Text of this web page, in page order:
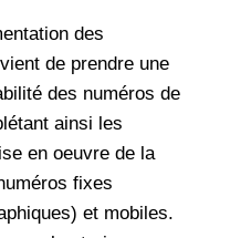
des
de prendre une
des numéros de
ainsi les
en oeuvre de la
fixes
et mobiles.